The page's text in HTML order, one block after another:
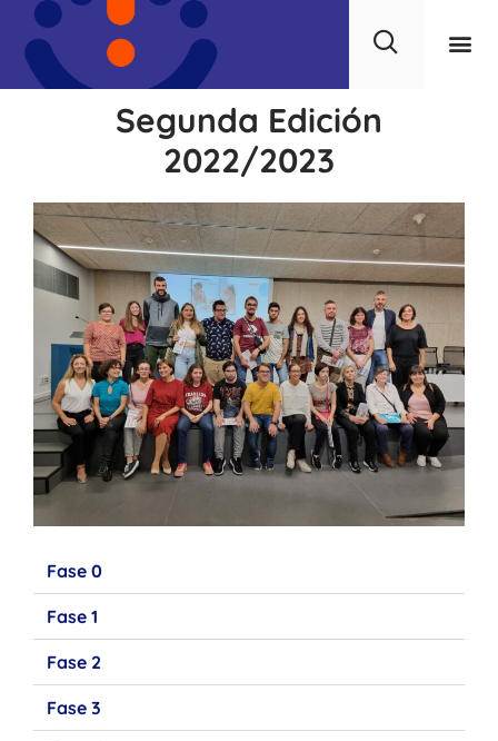
Segunda Edición
2022/2023
Fase 0
Fase 1
Fase 2
Fase 3